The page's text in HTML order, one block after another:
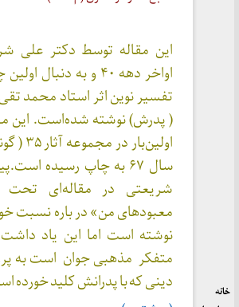
این مقاله توسط دکتر علی
اواخر دهه ۴۰ و به دنبال
تفسیر نوین اثر استاد محمد
( پدرش) نوشته شده‌است. این
اولین‌بار
سال ۶۷ به چاپ رسیده
شریعتی در مقاله‌ای تحت
معبودهای من» در باره نسبت
نوشته است اما این یاد
متفکر مذهبی جوان است به
دینی که با پدرانش کلید خورده
خانه